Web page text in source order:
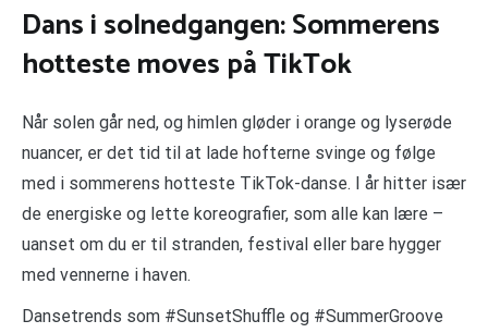
Dans i solnedgangen: Sommerens
hotteste moves på TikTok
Når solen går ned, og himlen gløder i orange og lyserøde
nuancer, er det tid til at lade hofterne svinge og følge
med i sommerens hotteste TikTok-danse. I år hitter især
de energiske og lette koreografier, som alle kan lære –
uanset om du er til stranden, festival eller bare hygger
med vennerne i haven.
Dansetrends som #SunsetShuffle og #SummerGroove